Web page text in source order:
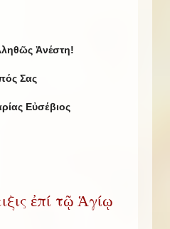
Ἀνέστη!
Σας
Εὐσέβιος
ἐπί τῷ Ἁγίῳ